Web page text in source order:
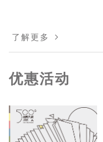
了解更多
优惠活动